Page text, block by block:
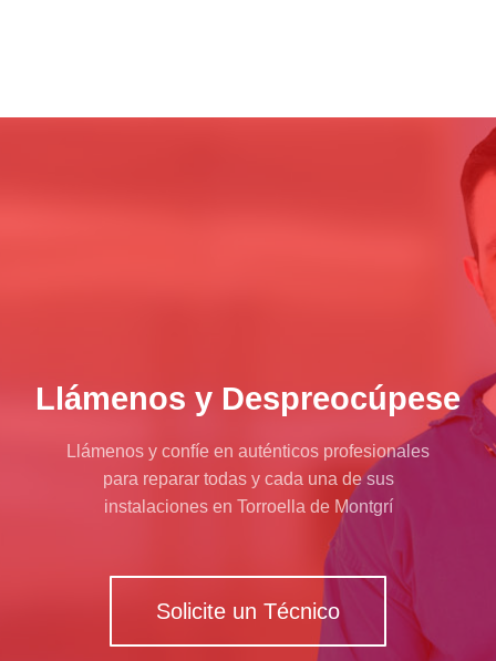
Llámenos y Despreocúpese
Llámenos y confíe en auténticos profesionales
para reparar todas y cada una de sus
instalaciones en Torroella de Montgrí
Solicite un Técnico